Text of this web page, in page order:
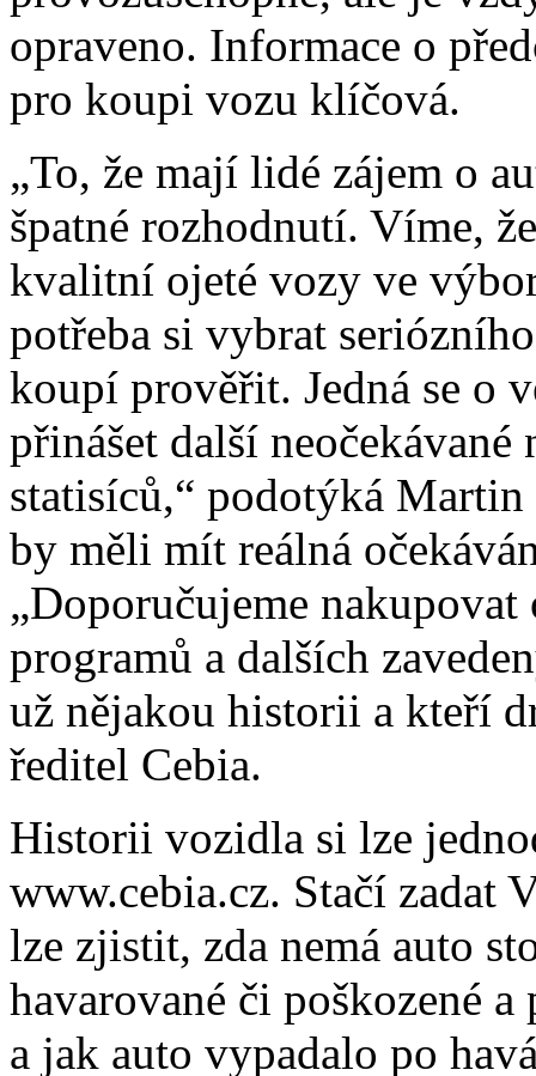
opraveno. Informace o
pro koupi vozu klíčová.
„To, že mají lidé zájem o
špatné rozhodnutí. Víme,
kvalitní ojeté vozy ve
potřeba si vybrat
koupí prověřit. Jedná se o
přinášet další
statisíců,“ podotýká
by měli mít reálná
„Doporučujeme
programů a dalších
už nějakou historii a kteří
ředitel Cebia.
Historii vozidla si lze
www.cebia.cz. Stačí zadat
lze zjistit, zda nemá auto
havarované či poškozené
a jak auto vypadalo po